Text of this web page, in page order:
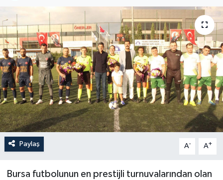
Paylaş A- A+
Bursa futbolunun en prestijli turnuvalarından olan